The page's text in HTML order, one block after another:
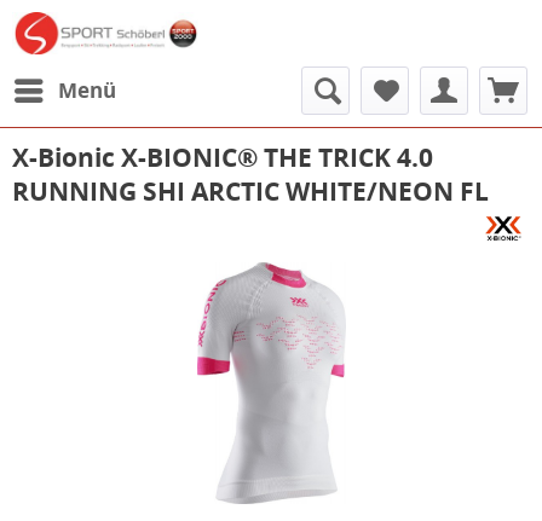
Menü
X-Bionic X-BIONIC® THE TRICK 4.0
RUNNING SHI ARCTIC WHITE/NEON FL